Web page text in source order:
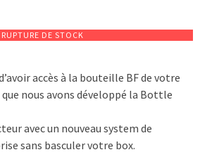
RUPTURE DE STOCK
accès à la bouteille BF de votre
que nous avons développé la Bottle
avec un nouveau system de
sans basculer votre box.